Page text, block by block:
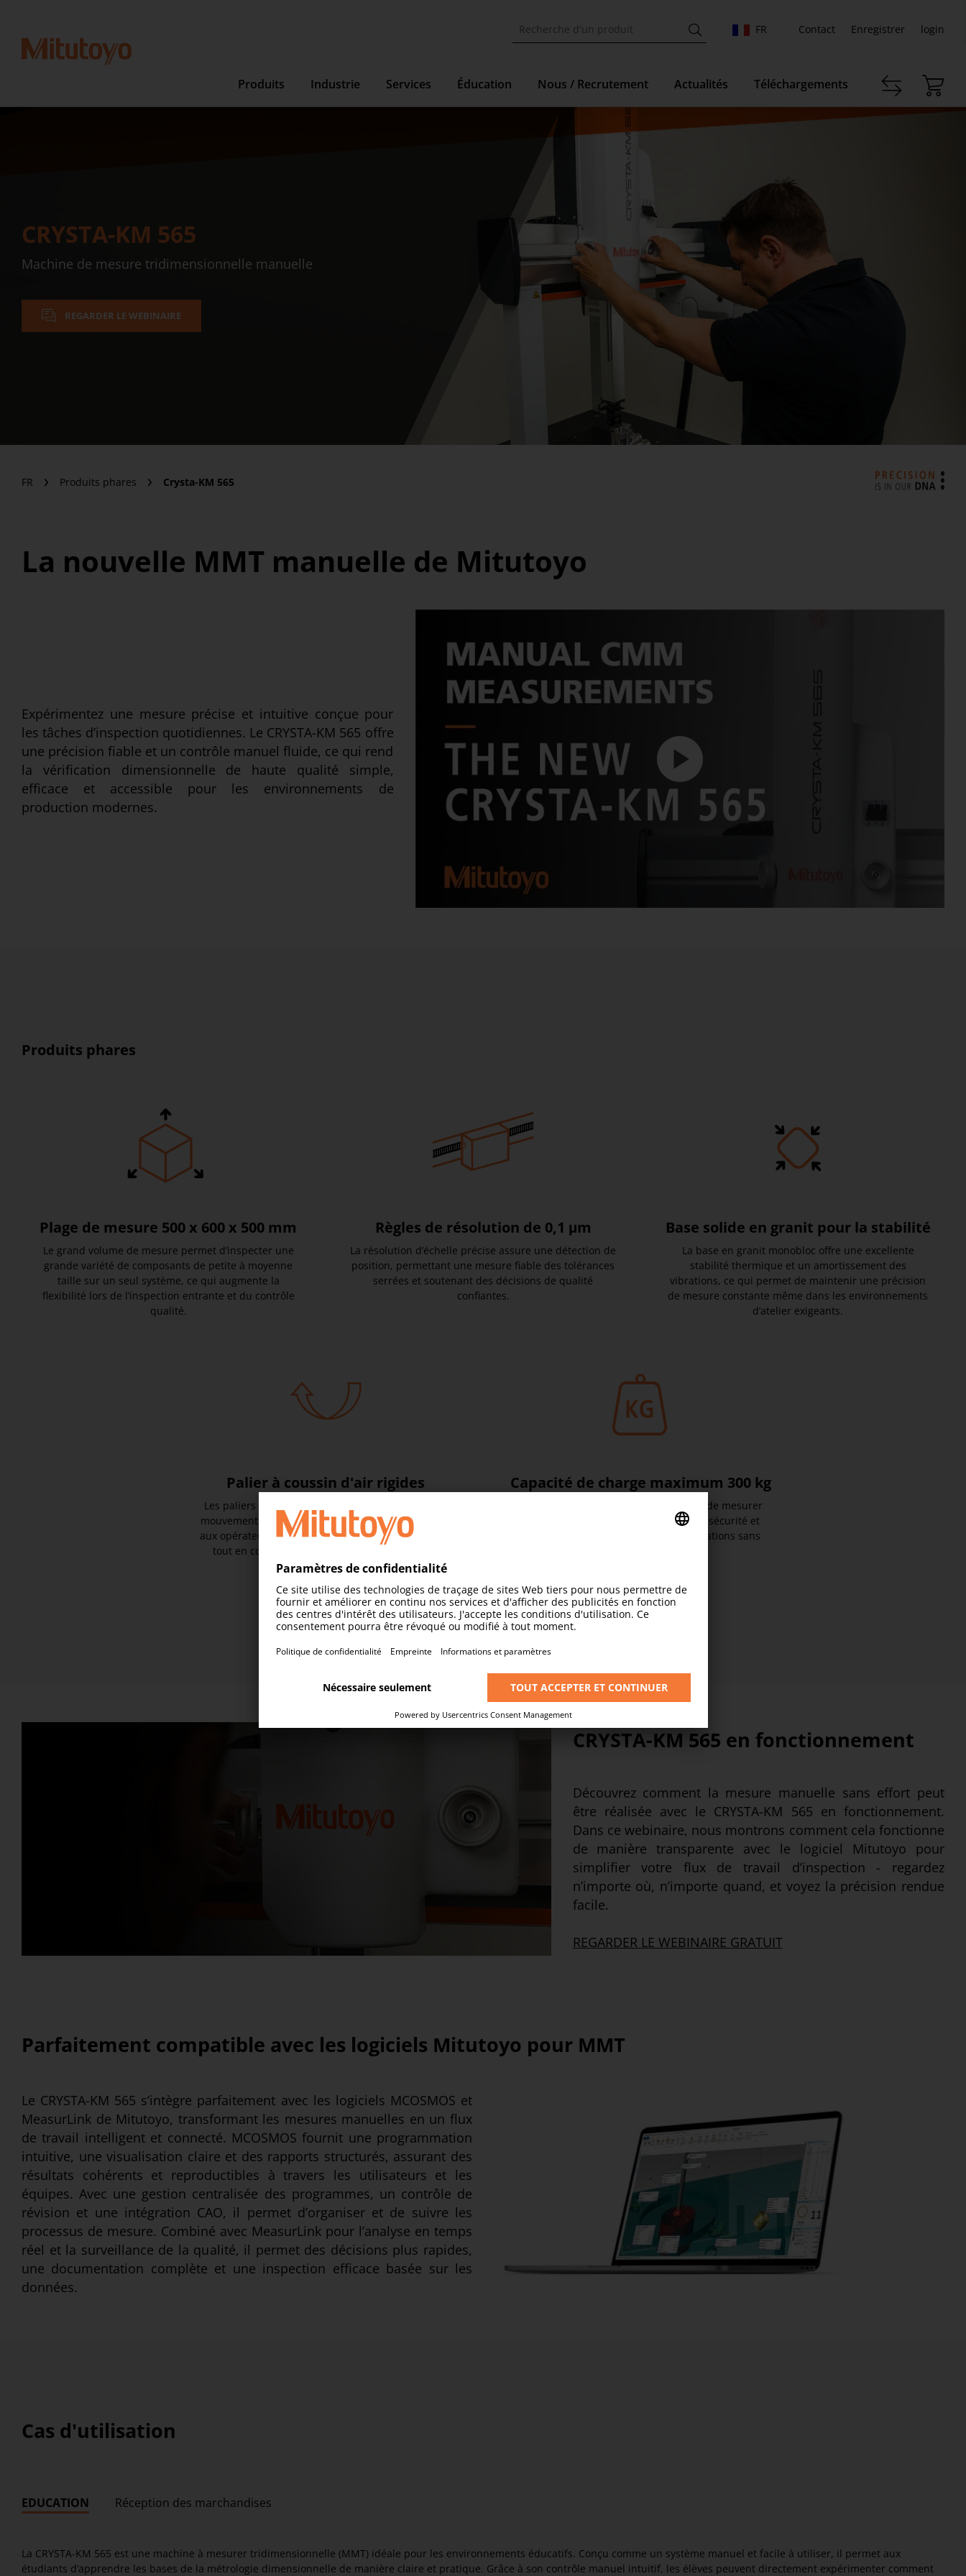
FR Contact Enregistrer login
Produits Industrie Services Éducation Nous / Recrutement Actualités Téléchargements
CRYSTA-KM 565
Machine de mesure tridimensionnelle manuelle
REGARDER LE WEBINAIRE
FR Produits phares Crysta-KM 565
La nouvelle MMT manuelle de Mitutoyo
Expérimentez une mesure précise et intuitive conçue pour
les tâches d’inspection quotidiennes. Le CRYSTA-KM 565 offre
une précision fiable et un contrôle manuel fluide, ce qui rend
la vérification dimensionnelle de haute qualité simple,
efficace et accessible pour les environnements de
production modernes.
Produits phares
Plage de mesure 500 x 600 x 500 mm
Le grand volume de mesure permet d’inspecter une
grande variété de composants de petite à moyenne
taille sur un seul système, ce qui augmente la
flexibilité lors de l’inspection entrante et du contrôle
qualité.
Règles de résolution de 0,1 μm
La résolution d’échelle précise assure une détection de
position, permettant une mesure fiable des tolérances
serrées et soutenant des décisions de qualité
confiantes.
Base solide en granit pour la stabilité
La base en granit monobloc offre une excellente
stabilité thermique et un amortissement des
vibrations, ce qui permet de maintenir une précision
de mesure constante même dans les environnements
d’atelier exigeants.
Palier à coussin d'air rigides
Les paliers à air de haute précision permettent un
mouvement d’axe fluide et sans friction, permettant
aux opérateurs de positionner le capteur sans effort
tout en conservant une excellente répétabilité.
Capacité de charge maximum 300 kg
Une capacité de charge élevée permet de mesurer
même les composants lourds en toute sécurité et
fiabilité, élargissant la gamme d’applications sans
CRYSTA-KM 565 en fonctionnement
Découvrez comment la mesure manuelle sans effort peut
être réalisée avec le CRYSTA-KM 565 en fonctionnement.
Dans ce webinaire, nous montrons comment cela fonctionne
de manière transparente avec le logiciel Mitutoyo pour
simplifier votre flux de travail d’inspection - regardez
n’importe où, n’importe quand, et voyez la précision rendue
facile.
REGARDER LE WEBINAIRE GRATUIT
Parfaitement compatible avec les logiciels Mitutoyo pour MMT
Le CRYSTA-KM 565 s’intègre parfaitement avec les logiciels MCOSMOS et
MeasurLink de Mitutoyo, transformant les mesures manuelles en un flux
de travail intelligent et connecté. MCOSMOS fournit une programmation
intuitive, une visualisation claire et des rapports structurés, assurant des
résultats cohérents et reproductibles à travers les utilisateurs et les
équipes. Avec une gestion centralisée des programmes, un contrôle de
révision et une intégration CAO, il permet d’organiser et de suivre les
processus de mesure. Combiné avec MeasurLink pour l’analyse en temps
réel et la surveillance de la qualité, il permet des décisions plus rapides,
une documentation complète et une inspection efficace basée sur les
données.
Cas d'utilisation
EDUCATION Réception des marchandises
La CRYSTA-KM 565 est une machine à mesurer tridimensionnelle (MMT) idéale pour les environnements éducatifs. Conçu comme un système manuel et facile à utiliser, il permet aux
étudiants d’apprendre les bases de la métrologie dimensionnelle de manière claire et pratique. Grâce à son contrôle manuel intuitif, les élèves peuvent directement expérimenter comment